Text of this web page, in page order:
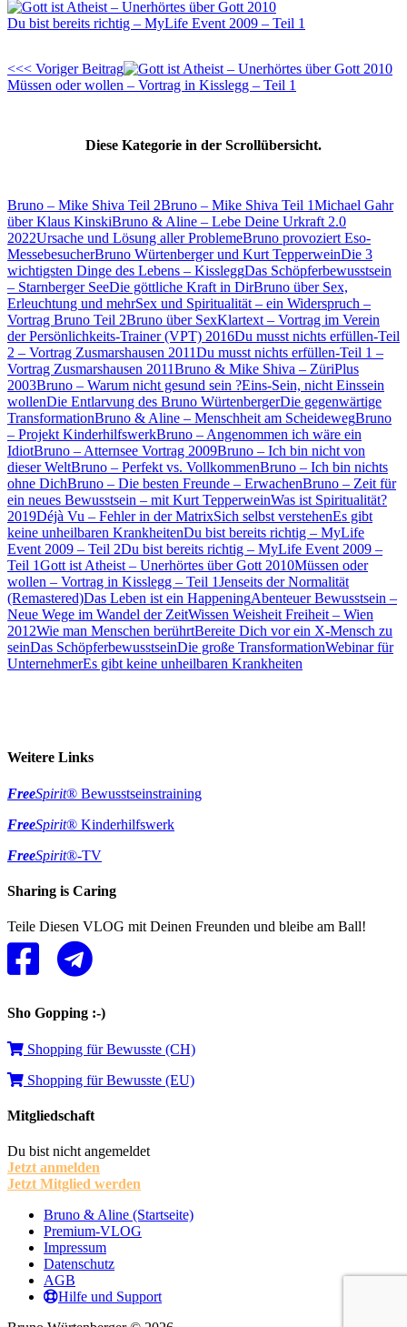
Du bist bereits richtig – MyLife Event 2009 – Teil 1
<<< Voriger Beitrag
Müssen oder wollen – Vortrag in Kisslegg – Teil 1
Diese Kategorie in der Scrollübersicht.
Bruno – Mike Shiva Teil 2Bruno – Mike Shiva Teil 1Michael Gahr
über Klaus KinskiBruno & Aline – Lebe Deine Urkraft 2.0
2022Ursache und Lösung aller ProblemeBruno provoziert Eso-
MessebesucherBruno Würtenberger und Kurt TepperweinDie 3
wichtigsten Dinge des Lebens – KissleggDas Schöpferbewusstsein
– Starnberger SeeDie göttliche Kraft in DirBruno über Sex,
Erleuchtung und mehrSex und Spiritualität – ein Widerspruch –
Vortrag Bruno Teil 2Bruno über SexKlartext – Vortrag im Verein
der Persönlichkeits-Trainer (VPT) 2016Du musst nichts erfüllen-Teil
2 – Vortrag Zusmarshausen 2011Du musst nichts erfüllen-Teil 1 –
Vortrag Zusmarshausen 2011Bruno & Mike Shiva – ZüriPlus
2003Bruno – Warum nicht gesund sein ?Eins-Sein, nicht Einssein
wollenDie Entlarvung des Bruno WürtenbergerDie gegenwärtige
TransformationBruno & Aline – Menschheit am ScheidewegBruno
– Projekt KinderhilfswerkBruno – Angenommen ich wäre ein
IdiotBruno – Atternsee Vortrag 2009Bruno – Ich bin nicht von
dieser WeltBruno – Perfekt vs. VollkommenBruno – Ich bin nichts
ohne DichBruno – Die besten Freunde – ErwachenBruno – Zeit für
ein neues Bewusstsein – mit Kurt TepperweinWas ist Spiritualität?
2019Déjà Vu – Fehler in der MatrixSich selbst verstehenEs gibt
keine unheilbaren KrankheitenDu bist bereits richtig – MyLife
Event 2009 – Teil 2Du bist bereits richtig – MyLife Event 2009 –
Teil 1Gott ist Atheist – Unerhörtes über Gott 2010Müssen oder
wollen – Vortrag in Kisslegg – Teil 1Jenseits der Normalität
(Remastered)Das Leben ist ein HappeningAbenteuer Bewusstsein –
Neue Wege im Wandel der ZeitWissen Weisheit Freiheit – Wien
2012Wie man Menschen berührtBereite Dich vor ein X-Mensch zu
seinDas SchöpferbewusstseinDie große TransformationWebinar für
UnternehmerEs gibt keine unheilbaren Krankheiten
Weitere Links
FreeSpirit® Bewusstseinstraining
FreeSpirit® Kinderhilfswerk
FreeSpirit®-TV
Sharing is Caring
Teile Diesen VLOG mit Deinen Freunden und bleibe am Ball!
Sho Gopping :-)
Shopping für Bewusste (CH)
Shopping für Bewusste (EU)
Mitgliedschaft
Du bist nicht angemeldet
Jetzt anmelden
Jetzt Mitglied werden
Bruno & Aline (Startseite)
Premium-VLOG
Impressum
Datenschutz
AGB
Hilfe und Support